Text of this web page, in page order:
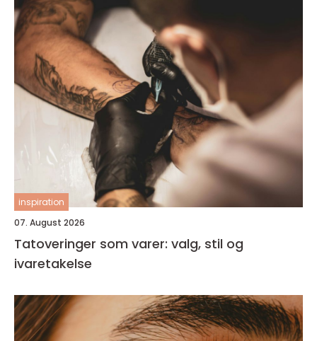
inspiration
07. August 2026
Tatoveringer som varer: valg, stil og
ivaretakelse